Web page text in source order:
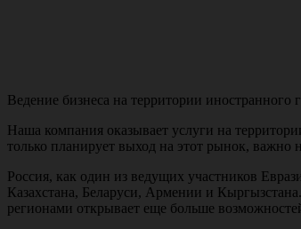
Ведение бизнеса на территории иностранного
Наша компания оказывает услуги на
только планирует выход на этот рынок, важно
Россия, как один из ведущих участников
Казахстана, Беларуси, Армении и
регионами открывает еще больше